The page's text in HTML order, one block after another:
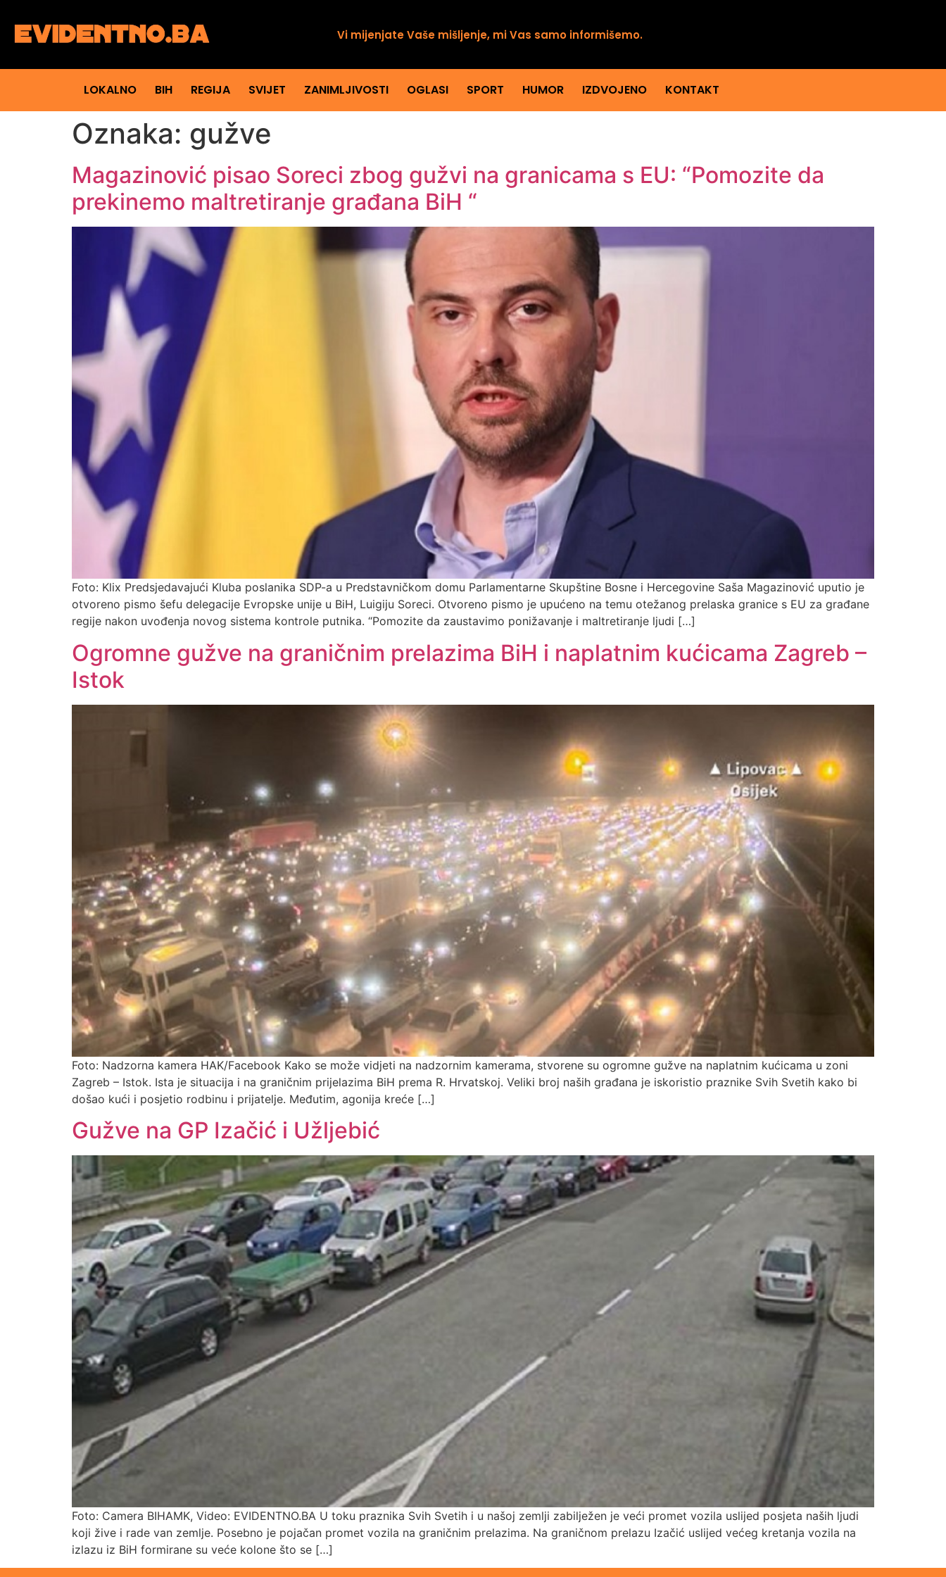
Vi mijenjate Vaše mišljenje, mi Vas samo informišemo.
LOKALNO BIH REGIJA SVIJET ZANIMLJIVOSTI OGLASI SPORT HUMOR IZDVOJENO KONTAKT
Oznaka: gužve
Magazinović pisao Soreci zbog gužvi na granicama s EU: “Pomozite da
prekinemo maltretiranje građana BiH “
Foto: Klix Predsjedavajući Kluba poslanika SDP-a u Predstavničkom domu Parlamentarne Skupštine Bosne i Hercegovine Saša Magazinović uputio je
otvoreno pismo šefu delegacije Evropske unije u BiH, Luigiju Soreci. Otvoreno pismo je upućeno na temu otežanog prelaska granice s EU za građane
regije nakon uvođenja novog sistema kontrole putnika. “Pomozite da zaustavimo ponižavanje i maltretiranje ljudi […]
Ogromne gužve na graničnim prelazima BiH i naplatnim kućicama Zagreb –
Istok
Foto: Nadzorna kamera HAK/Facebook Kako se može vidjeti na nadzornim kamerama, stvorene su ogromne gužve na naplatnim kućicama u zoni
Zagreb – Istok. Ista je situacija i na graničnim prijelazima BiH prema R. Hrvatskoj. Veliki broj naših građana je iskoristio praznike Svih Svetih kako bi
došao kući i posjetio rodbinu i prijatelje. Međutim, agonija kreće […]
Gužve na GP Izačić i Užljebić
Foto: Camera BIHAMK, Video: EVIDENTNO.BA U toku praznika Svih Svetih i u našoj zemlji zabilježen je veći promet vozila uslijed posjeta naših ljudi
koji žive i rade van zemlje. Posebno je pojačan promet vozila na graničnim prelazima. Na graničnom prelazu Izačić uslijed većeg kretanja vozila na
izlazu iz BiH formirane su veće kolone što se […]